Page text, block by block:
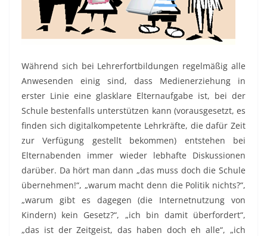
Während sich bei Lehrerfortbildungen regelmäßig alle
Anwesenden einig sind, dass Medienerziehung in
erster Linie eine glasklare Elternaufgabe ist, bei der
Schule bestenfalls unterstützen kann (vorausgesetzt, es
finden sich digitalkompetente Lehrkräfte, die dafür Zeit
zur Verfügung gestellt bekommen) entstehen bei
Elternabenden immer wieder lebhafte Diskussionen
darüber. Da hört man dann „das muss doch die Schule
übernehmen!“, „warum macht denn die Politik nichts?“,
„warum gibt es dagegen (die Internetnutzung von
Kindern) kein Gesetz?“, „ich bin damit überfordert“,
„das ist der Zeitgeist, das haben doch eh alle“, „ich